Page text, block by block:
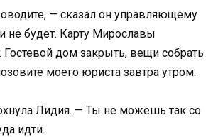
— сказал он управляющему
не будет. Карту Мирославы
Гостевой дом закрыть, вещи собрать
моего юриста завтра утром.
Лидия. — Ты не можешь так со
идти.